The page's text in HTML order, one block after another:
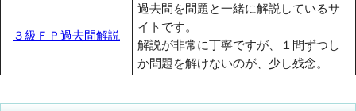
３級ＦＰ過去問解説
過去問を問題と一緒に解説しているサ
イトです。
解説が非常に丁寧ですが、１問ずつし
か問題を解けないのが、少し残念。